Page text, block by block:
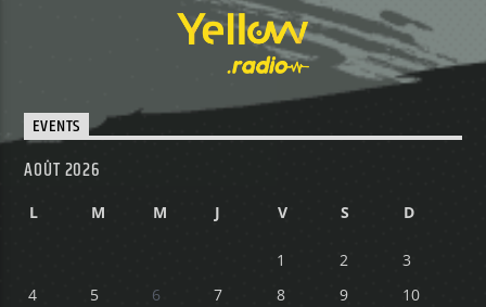
EVENTS
AOÛT 2026
L M M J V S D
1 2
3
4
5 6 7 8 9
10